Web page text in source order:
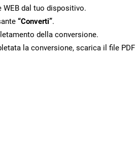
WEB dal tuo dispositivo.
“Converti”.
della conversione.
la conversione, scarica il file